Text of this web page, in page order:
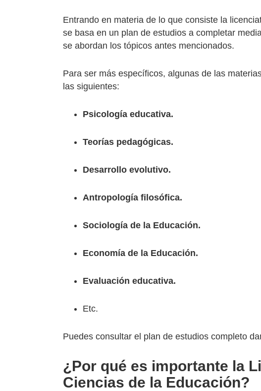
Entrando en materia de lo que consiste la
se basa en un plan de estudios a completar
se abordan los tópicos antes mencionados.
Para ser más específicos, algunas de las
las siguientes:
Psicología educativa.
Teorías pedagógicas.
Desarrollo evolutivo.
Antropología filosófica.
Sociología de la Educación.
Economía de la Educación.
Evaluación educativa.
Etc.
Puedes consultar el plan de estudios completo
¿Por qué es importante la
Ciencias de la Educación?